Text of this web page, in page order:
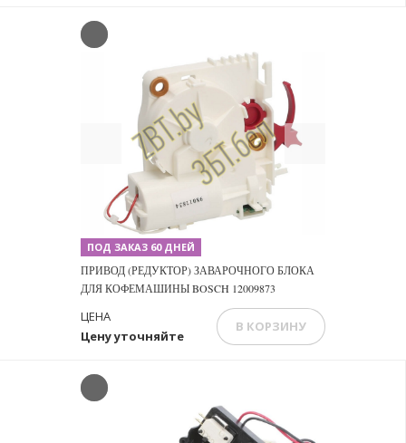
Previous
ПОД ЗАКАЗ 60 ДНЕЙ
ПРИВОД (РЕДУКТОР) ЗАВАРОЧНОГО БЛОКА
ДЛЯ КОФЕМАШИНЫ BOSCH 12009873
Цену уточняйте
ЦЕНА
В КОРЗИНУ